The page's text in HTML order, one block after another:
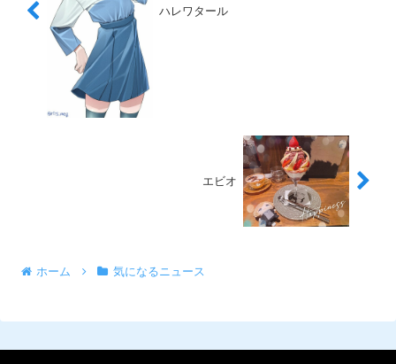
ハレワタール
エビオ
ホーム 気になるニュース